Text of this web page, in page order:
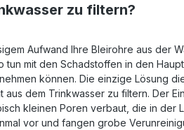
zu filtern?
Aufwand Ihre Bleirohre aus der
tun mit den Schadstoffen in den
können. Die einzige Lösung
dem Trinkwasser zu filtern. Der
kleinen Poren verbaut, die in
vor und fangen grobe